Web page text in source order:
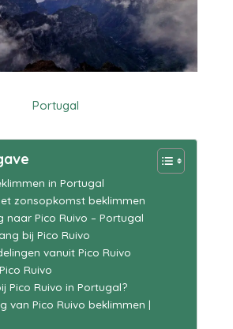
Portugal
in Portugal
zonsopkomst beklimmen
naar Pico Ruivo – Portugal
bij Pico Ruivo
vanuit Pico Ruivo
Ruivo
Pico Ruivo in Portugal?
van Pico Ruivo beklimmen |